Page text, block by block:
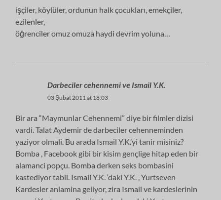
işçiler, köylüler, ordunun halk çocukları, emekçiler,
ezilenler,
öğrenciler omuz omuza haydi devrim yoluna…
Darbeciler cehennemi ve Ismail Y.K.
03 Şubat 2011 at 18:03
Bir ara “Maymunlar Cehennemi” diye bir filmler dizisi
vardi. Talat Aydemir de darbeciler cehenneminden
yaziyor olmali. Bu arada Ismail Y.K.’yi tanir misiniz?
Bomba , Facebook gibi bir kisim gençlige hitap eden bir
alamanci popçu. Bomba derken seks bombasini
kastediyor tabii. Ismail Y.K. ‘daki Y.K. , Yurtseven
Kardesler anlamina geliyor, zira Ismail ve kardeslerinin